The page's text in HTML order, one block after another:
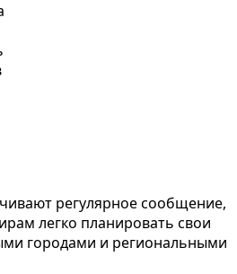
регулярное сообщение,
легко планировать свои
городами и региональными